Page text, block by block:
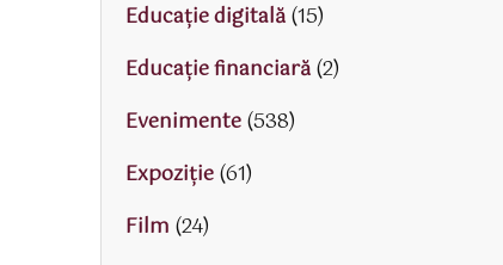
Educaţie digitală(15)
Educaţie financiară(2)
Evenimente(538)
Expoziție(61)
Film (24)